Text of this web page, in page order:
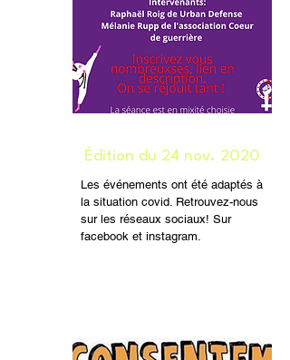
Édition du 24 nov. 2020
Les événements ont été adaptés à
la situation covid. Retrouvez-nous
sur les réseaux sociaux! Sur
facebook et instagram.